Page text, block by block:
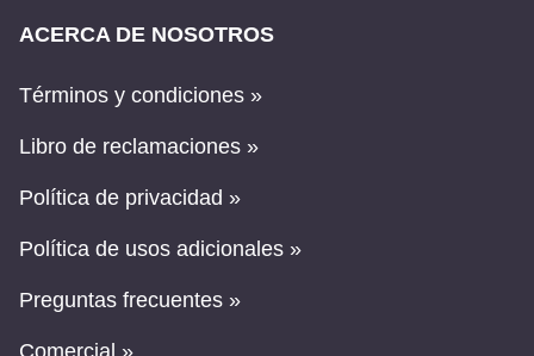
ACERCA DE NOSOTROS
Términos y condiciones »
Libro de reclamaciones »
Política de privacidad »
Política de usos adicionales »
Preguntas frecuentes »